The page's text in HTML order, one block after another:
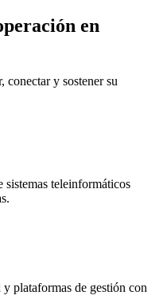
en
y sostener su
teleinformáticos
plataformas de gestión con